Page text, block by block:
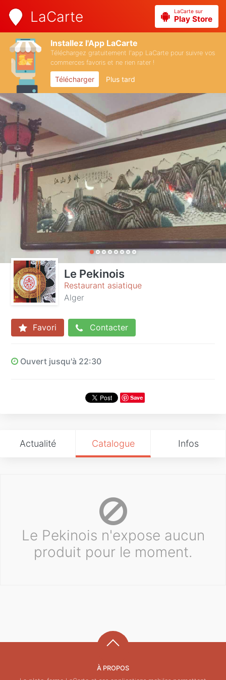
LaCarte LaCarte sur
Play Store
Installez l'App LaCarte
Téléchargez gratuitement l'app LaCarte pour suivre vos
commerces favoris et ne rien rater !
Télécharger Plus tard
Le Pekinois
Restaurant asiatique
Alger
Favori Contacter
Ouvert jusqu'à 22:30
Save
Actualité Catalogue Infos
Le Pekinois n'expose aucun
produit pour le moment.
À PROPOS